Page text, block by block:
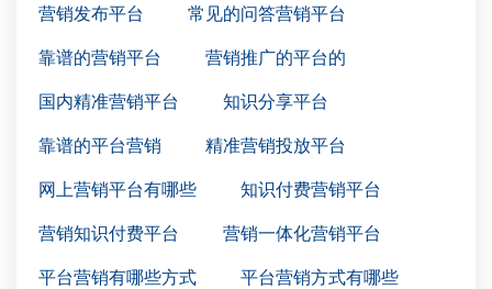
营销发布平台 常见的问答营销平台
靠谱的营销平台 营销推广的平台的
国内精准营销平台 知识分享平台
靠谱的平台营销 精准营销投放平台
网上营销平台有哪些 知识付费营销平台
营销知识付费平台 营销一体化营销平台
平台营销有哪些方式 平台营销方式有哪些